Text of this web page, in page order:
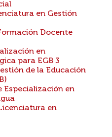
en Gestión
Docente
en
para EGB 3
de la Educación
Especialización en
en